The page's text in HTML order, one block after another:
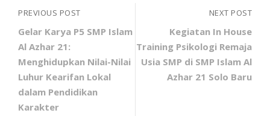
PREVIOUS POST
Gelar Karya P5 SMP Islam
Al Azhar 21:
Menghidupkan Nilai-Nilai
Luhur Kearifan Lokal
dalam Pendidikan
Karakter
NEXT POST
Kegiatan In House
Training Psikologi Remaja
Usia SMP di SMP Islam Al
Azhar 21 Solo Baru